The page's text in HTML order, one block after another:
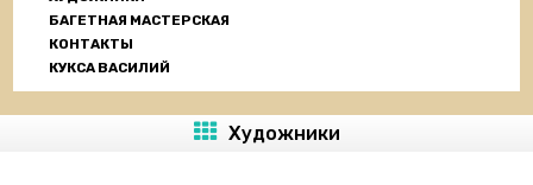
БАГЕТНАЯ МАСТЕРСКАЯ
КОНТАКТЫ
КУКСА ВАСИЛИЙ
Художники